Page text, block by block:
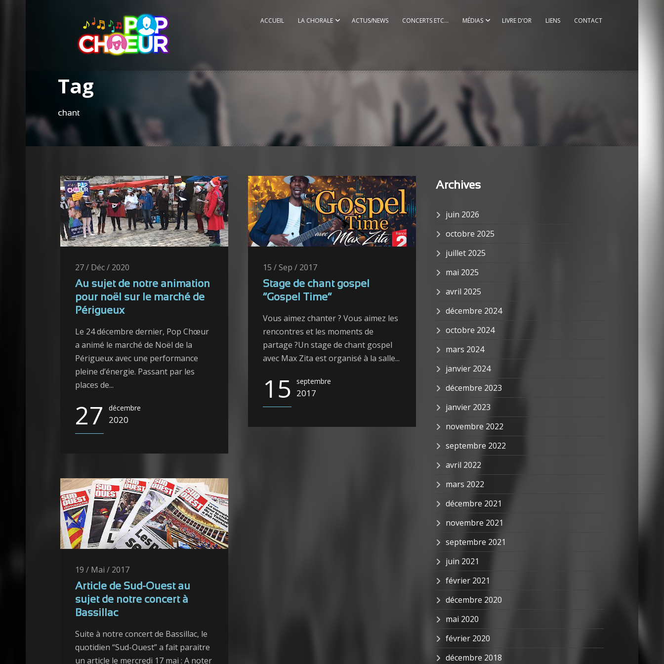
ACCUEIL LA CHORALE ACTUS/NEWS CONCERTS ETC… MÉDIAS LIVRE D’OR LIENS CONTACT
Tag
chant
27 / Déc / 2020
Au sujet de notre animation
pour noël sur le marché de
Périgueux
Le 24 décembre dernier, Pop Chœur
a animé le marché de Noël de la
Périgueux avec une performance
pleine d’énergie. Passant par les
places de...
27 décembre
2020
15 / Sep / 2017
Stage de chant gospel
“Gospel Time”
Vous aimez chanter ? Vous aimez les
rencontres et les moments de
partage ?Un stage de chant gospel
avec Max Zita est organisé à la salle...
15 septembre
2017
19 / Mai / 2017
Article de Sud-Ouest au
sujet de notre concert à
Bassillac
Suite à notre concert de Bassillac, le
quotidien “Sud-Ouest” a fait paraitre
un article le mercredi 17 mai : A noter
Archives
juin 2026
octobre 2025
juillet 2025
mai 2025
avril 2025
décembre 2024
octobre 2024
mars 2024
janvier 2024
décembre 2023
janvier 2023
novembre 2022
septembre 2022
avril 2022
mars 2022
décembre 2021
novembre 2021
septembre 2021
juin 2021
février 2021
décembre 2020
mai 2020
février 2020
décembre 2018